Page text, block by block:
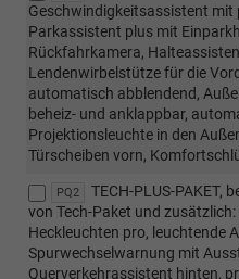
Geschwindigkeitsassistent mit
Parkassistent plus mit
Rückfahrkamera,
Lendenwirbelstütze für die
automatisch abblendend,
beheiz- und anklappbar,
Projektionsleuchte in den
Türscheiben vorn,
PQ2
TECH-PLUS-PAKET,
von Tech-Paket und
Heckleuchten pro, leuchtende
Spurwechselwarnung mit
Querverkehrassistent hinten,